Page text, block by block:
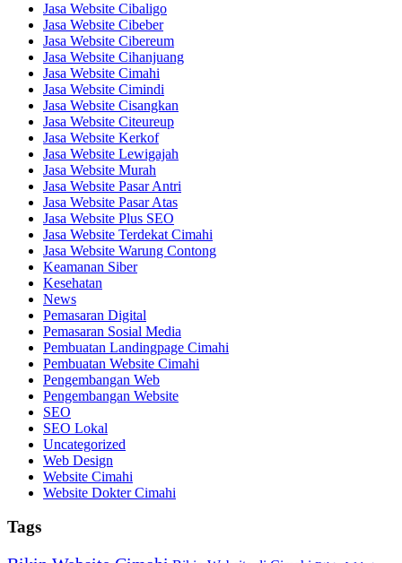
Jasa Website Cibaligo
Jasa Website Cibeber
Jasa Website Cibereum
Jasa Website Cihanjuang
Jasa Website Cimahi
Jasa Website Cimindi
Jasa Website Cisangkan
Jasa Website Citeureup
Jasa Website Kerkof
Jasa Website Lewigajah
Jasa Website Murah
Jasa Website Pasar Antri
Jasa Website Pasar Atas
Jasa Website Plus SEO
Jasa Website Terdekat Cimahi
Jasa Website Warung Contong
Keamanan Siber
Kesehatan
News
Pemasaran Digital
Pemasaran Sosial Media
Pembuatan Landingpage Cimahi
Pembuatan Website Cimahi
Pengembangan Web
Pengembangan Website
SEO
SEO Lokal
Uncategorized
Web Design
Website Cimahi
Website Dokter Cimahi
Tags